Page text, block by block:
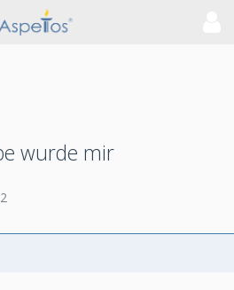
wurde mir